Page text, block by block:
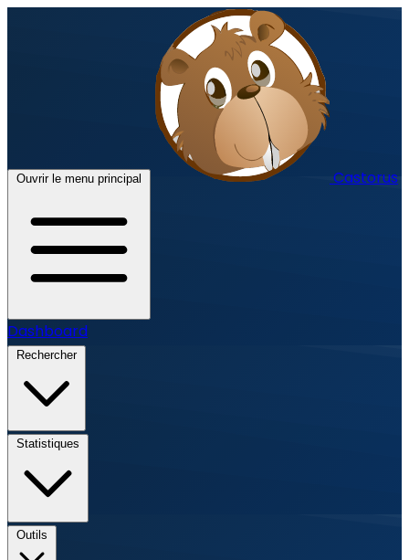
Ouvrir le menu principal Castorus
Dashboard
Rechercher
Statistiques
Outils